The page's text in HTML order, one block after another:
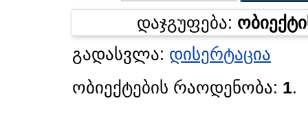
დაჯგუფება:
გადასვლა: დისერტაცია
ობიექტების რაოდენობა: 1.